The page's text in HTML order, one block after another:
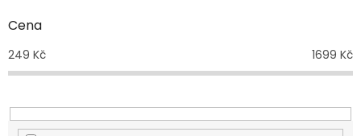
d
k
t
Cena
249 Kč 1699 Kč